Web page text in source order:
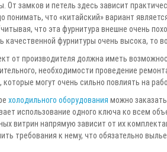
От замков и петель здесь зависит
понимать, что «китайский» вариант
что эта фурнитура внешне очень
качественной фурнитуры очень высока, то
от производителя должна иметь
необходимости проведение
которые могут очень сильно повлиять на
холодильного оборудования можно
использование одного ключа ко всем
витрин напрямую зависит от их
требования к нему, что обязательно